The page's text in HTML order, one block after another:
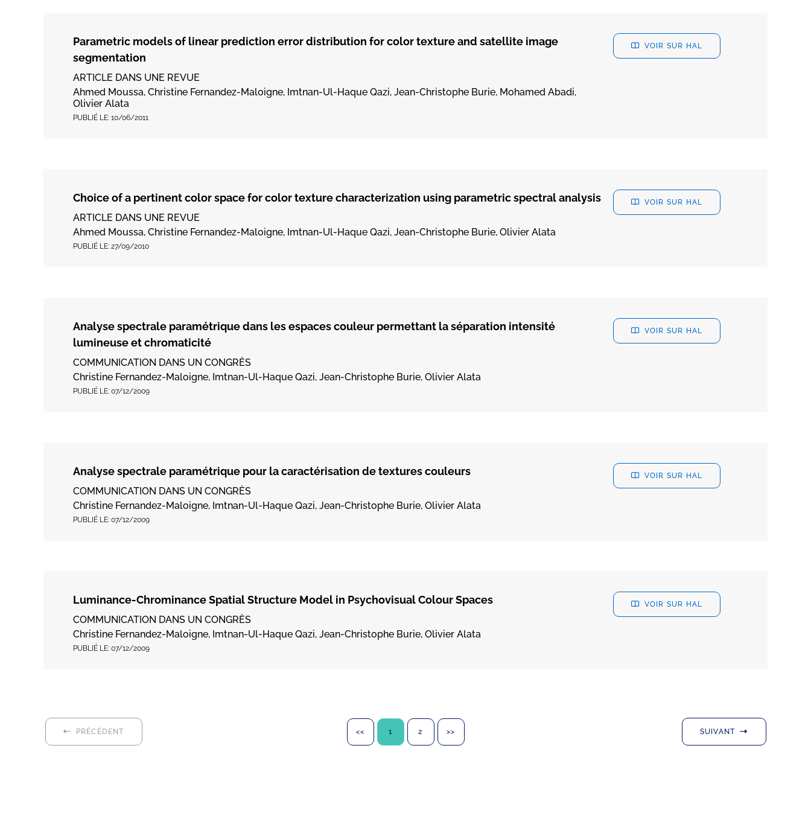
Parametric models of linear prediction error distribution for color texture and satellite image
segmentation
ARTICLE DANS UNE REVUE
Ahmed Moussa, Christine Fernandez-Maloigne, Imtnan-Ul-Haque Qazi, Jean-Christophe Burie, Mohamed Abadi,
Olivier Alata
PUBLIÉ LE: 10/06/2011
VOIR SUR HAL
Choice of a pertinent color space for color texture characterization using parametric spectral analysis
ARTICLE DANS UNE REVUE
Ahmed Moussa, Christine Fernandez-Maloigne, Imtnan-Ul-Haque Qazi, Jean-Christophe Burie, Olivier Alata
PUBLIÉ LE: 27/09/2010
VOIR SUR HAL
Analyse spectrale paramétrique dans les espaces couleur permettant la séparation intensité
lumineuse et chromaticité
COMMUNICATION DANS UN CONGRÈS
Christine Fernandez-Maloigne, Imtnan-Ul-Haque Qazi, Jean-Christophe Burie, Olivier Alata
PUBLIÉ LE: 07/12/2009
VOIR SUR HAL
Analyse spectrale paramétrique pour la caractérisation de textures couleurs
COMMUNICATION DANS UN CONGRÈS
Christine Fernandez-Maloigne, Imtnan-Ul-Haque Qazi, Jean-Christophe Burie, Olivier Alata
PUBLIÉ LE: 07/12/2009
VOIR SUR HAL
Luminance-Chrominance Spatial Structure Model in Psychovisual Colour Spaces
COMMUNICATION DANS UN CONGRÈS
Christine Fernandez-Maloigne, Imtnan-Ul-Haque Qazi, Jean-Christophe Burie, Olivier Alata
PUBLIÉ LE: 07/12/2009
VOIR SUR HAL
PRÉCÉDENT << 1 2 >> SUIVANT